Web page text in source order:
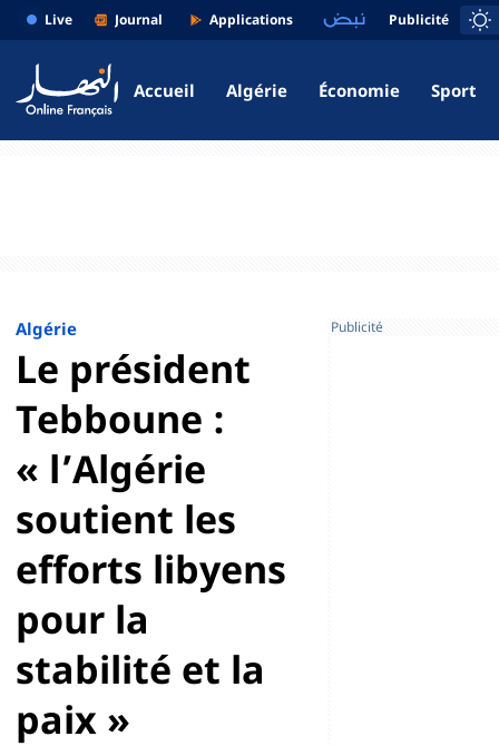
Live Journal Applications Publicité
Accueil Algérie Économie Sport
Algérie
Le président
Tebboune :
« l’Algérie
soutient les
efforts libyens
pour la
stabilité et la
paix »
Publicité